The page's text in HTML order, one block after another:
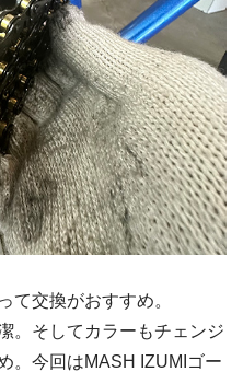
て交換がおすすめ。
。そしてカラーもチェンジ
。今回はMASH IZUMIゴー